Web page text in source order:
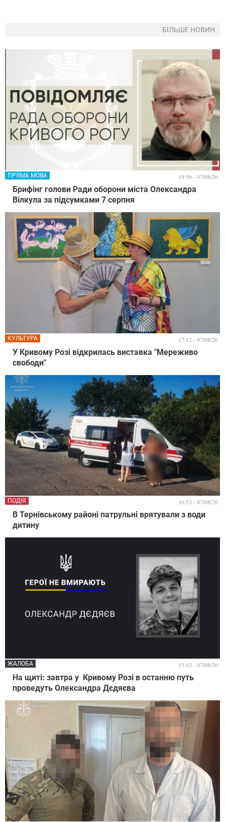
БІЛЬШЕ НОВИН
Брифінг голови Ради оборони міста Олександра
Вілкула за підсумками 7 серпня
ПРЯМА МОВА 19:56 - 07/08/26
У Кривому Розі відкрилась виставка "Мереживо
свободи"
КУЛЬТУРА 17:12 - 07/08/26
В Тернівському районі патрульні врятували з води
дитину
ПОДІЯ 16:53 - 07/08/26
На щиті: завтра у Кривому Розі в останню путь
проведуть Олександра Дєдяєва
ЖАЛОБА 15:43 - 07/08/26